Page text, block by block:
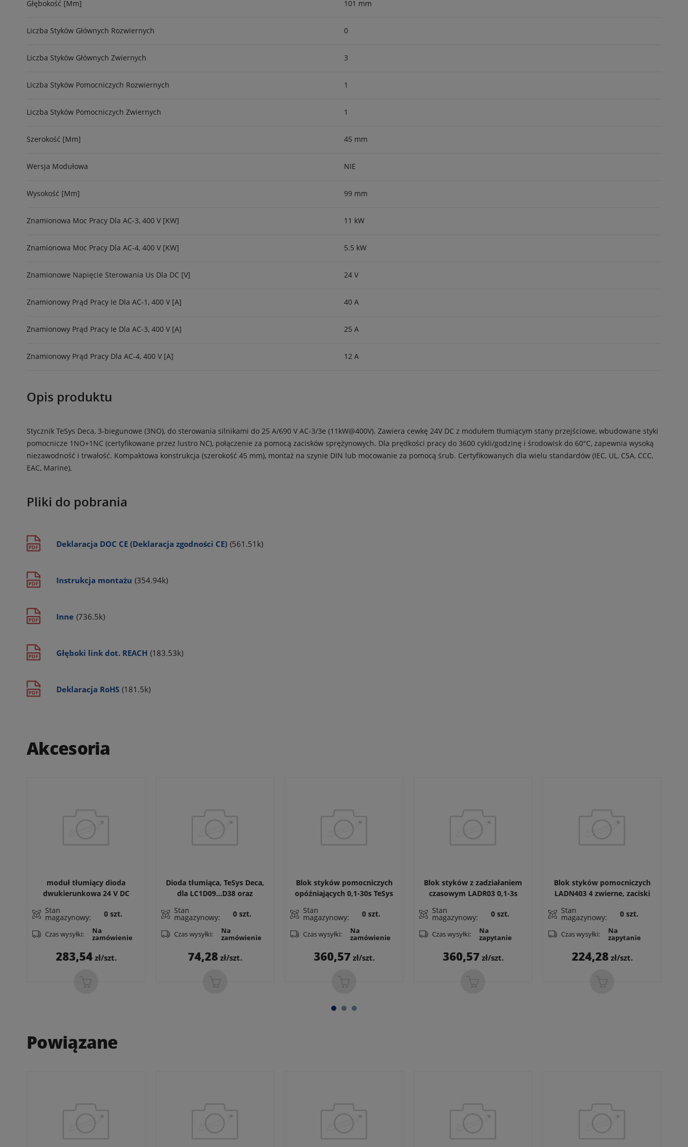
Głębokość [mm] 101 mm
Liczba Styków Głównych Rozwiernych 0
Liczba Styków Głównych Zwiernych 3
Liczba Styków Pomocniczych Rozwiernych 1
Liczba Styków Pomocniczych Zwiernych 1
Szerokość [mm] 45 mm
Wersja Modułowa NIE
Wysokość [mm] 99 mm
Znamionowa Moc Pracy Dla AC-3, 400 V [kW] 11 kW
Znamionowa Moc Pracy Dla AC-4, 400 V [kW] 5.5 kW
Znamionowe Napięcie Sterowania Us Dla DC [V] 24 V
Znamionowy Prąd Pracy Ie Dla AC-1, 400 V [A] 40 A
Znamionowy Prąd Pracy Ie Dla AC-3, 400 V [A] 25 A
Znamionowy Prąd Pracy Dla AC-4, 400 V [A] 12 A
Opis produktu
Stycznik TeSys Deca, 3-biegunowe (3NO), do sterowania silnikami do 25 A/690 V AC-3/3e (11kW@400V). Zawiera cewkę 24V DC z modułem tłumiącym stany przejściowe, wbudowane styki
pomocnicze 1NO+1NC (certyfikowane przez lustro NC), połączenie za pomocą zacisków sprężynowych. Dla prędkości pracy do 3600 cykli/godzinę i środowisk do 60°C, zapewnia wysoką
niezawodność i trwałość. Kompaktowa konstrukcja (szerokość 45 mm), montaż na szynie DIN lub mocowanie za pomocą śrub. Certyfikowanych dla wielu standardów (IEC, UL, CSA, CCC,
EAC, Marine),
Pliki do pobrania
Deklaracja DOC CE (Deklaracja zgodności CE) (561.51k)
Instrukcja montażu (354.94k)
Inne (736.5k)
Głęboki link dot. REACH (183.53k)
Deklaracja RoHS (181.5k)
Akcesoria
moduł tłumiący dioda
dwukierunkowa 24 V DC
Stan
magazynowy: 0 szt.
Czas wysyłki: Na
zamówienie
Cena
283,54zł/szt.
Dioda tłumiąca, TeSys Deca,
dla LC1D09...D38 oraz
Stan
magazynowy: 0 szt.
Czas wysyłki: Na
zamówienie
Cena
74,28 zł/szt.
Blok styków pomocniczych
opóźniających 0,1-30s TeSys
Stan
magazynowy: 0 szt.
Czas wysyłki: Na
zamówienie
Cena
360,57 zł/szt.
Blok styków z zadziałaniem
czasowym LADR03 0,1-3s
po wyłączeniu stycznika
Stan
magazynowy: 0 szt.
Czas wysyłki: Na
zapytanie
Cena
360,57 zł/szt.
Blok styków pomocniczych
LADN403 4 zwierne, zaciski
CAD
Stan
magazynowy: 0 szt.
Czas wysyłki: Na
zapytanie
Cena
224,28 zł/szt.
Powiązane